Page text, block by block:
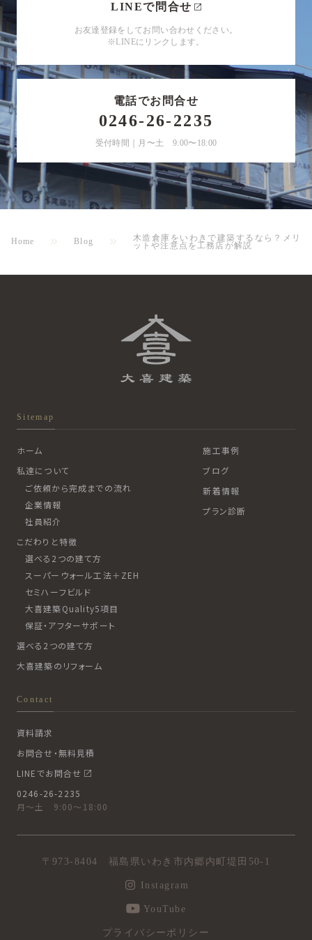
LINEで問合せ
お友達登録をしてお問い合わせください。
※LINEにリンクします。
電話でお問合せ
0246-26-2235
受付時間｜月〜土 9:00〜18:00
Home Blog
木造倉庫をいわきで建築するなら？メリ
ットや注意点を工務店が解説
Sitemap
ホーム
私達について
ご依頼から完成までの流れ
企業情報
社員紹介
こだわりと特徴
選べる2つの建て方
スーパーウォール工法＋ZEH
セミハーフビルド
大喜建築Quality5項目
保証・アフターサポート
選べる2つの建て方
大喜建築のリフォーム
施工事例
ブログ
新着情報
プラン診断
Contact
資料請求
お問合せ・無料見積
LINEでお問合せ
0246-26-2235
月〜土 9:00〜18:00
〒973-8404 福島県いわき市内郷内町堤田50-1
Instagram
YouTube
プライバシーポリシー